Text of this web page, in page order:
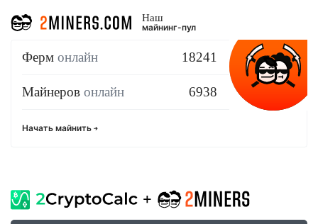
Наш
майнинг-пул
Ферм онлайн 18241
Майнеров онлайн 6938
Начать майнить